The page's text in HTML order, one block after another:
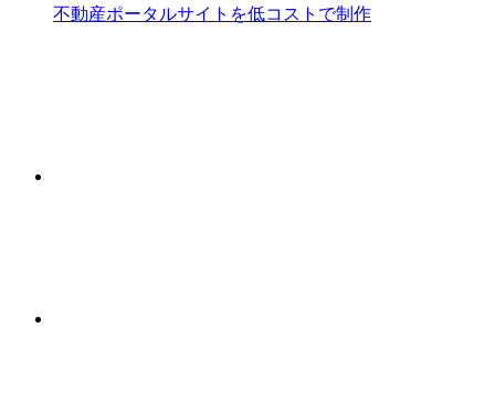
不動産ポータルサイトを低コストで制作